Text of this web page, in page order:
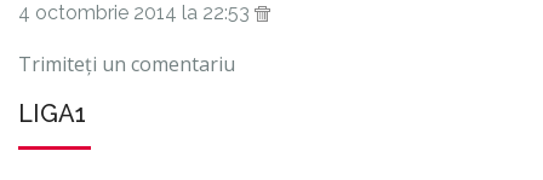
4 octombrie 2014 la 22:53
Trimiteți un comentariu
LIGA1